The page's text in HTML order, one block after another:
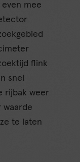
mee
flink
snel
rijbak weer
waarde
te laten